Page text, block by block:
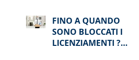
FINO A QUANDO
SONO BLOCCATI I
LICENZIAMENTI ?